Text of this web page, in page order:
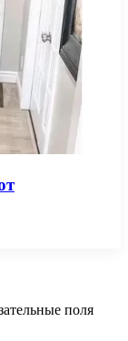
поля